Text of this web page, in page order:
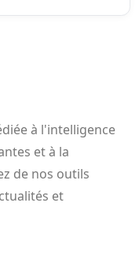
à l'intelligence
et à la
de nos outils
et